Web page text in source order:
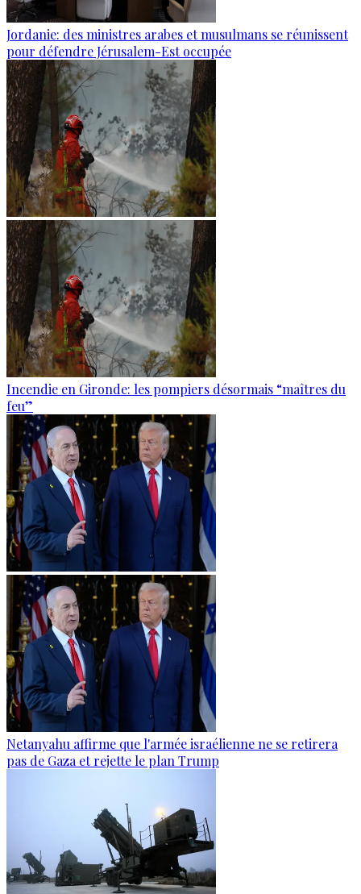
Jordanie: des ministres arabes et musulmans se réunissent
pour défendre Jérusalem-Est occupée
Incendie en Gironde: les pompiers désormais “maîtres du
feu”
Netanyahu affirme que l'armée israélienne ne se retirera
pas de Gaza et rejette le plan Trump